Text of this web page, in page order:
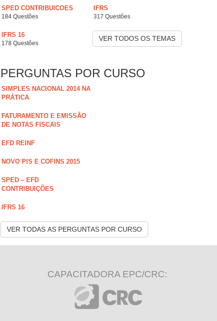
SPED CONTRIBUICOES
184 Questões
IFRS
317 Questões
IFRS 16
178 Questões
VER TODOS OS TEMAS
PERGUNTAS POR CURSO
SIMPLES NACIONAL 2014 NA
PRÁTICA
FATURAMENTO E EMISSÃO
DE NOTAS FISCAIS
EFD REINF
NOVO PIS E COFINS 2015
SPED – EFD
CONTRIBUIÇÕES
IFRS 16
VER TODAS AS PERGUNTAS POR CURSO
CAPACITADORA EPC/CRC: